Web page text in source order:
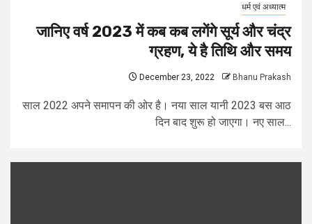
धर्म एवं अध्यात्म
जानिए वर्ष 2023 में कब कब लगेंगे सूर्य और चंद्र
ग्रहण, ये है तिथि और समय
December 23, 2022 Bhanu Prakash
साल 2022 अपने समापन की ओर है। नया साल यानी 2023 बस आठ
दिन बाद शुरू हो जाएगा। नए साल...